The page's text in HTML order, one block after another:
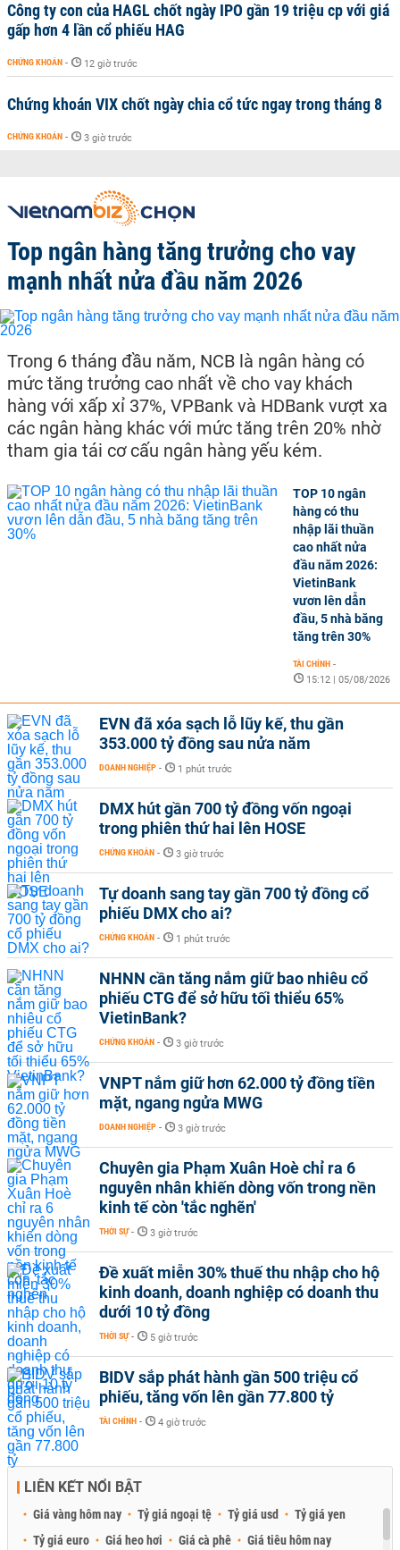
Công ty con của HAGL chốt ngày IPO gần 19 triệu cp với giá
gấp hơn 4 lần cổ phiếu HAG
CHỨNG KHOÁN - 12 giờ trước
Chứng khoán VIX chốt ngày chia cổ tức ngay trong tháng 8
CHỨNG KHOÁN - 3 giờ trước
Top ngân hàng tăng trưởng cho vay
mạnh nhất nửa đầu năm 2026
Trong 6 tháng đầu năm, NCB là ngân hàng có
mức tăng trưởng cao nhất về cho vay khách
hàng với xấp xỉ 37%, VPBank và HDBank vượt xa
các ngân hàng khác với mức tăng trên 20% nhờ
tham gia tái cơ cấu ngân hàng yếu kém.
TOP 10 ngân
hàng có thu
nhập lãi thuần
cao nhất nửa
đầu năm 2026:
VietinBank
vươn lên dẫn
đầu, 5 nhà băng
tăng trên 30%
TÀI CHÍNH -
15:12 | 05/08/2026
EVN đã xóa sạch lỗ lũy kế, thu gần
353.000 tỷ đồng sau nửa năm
DOANH NGHIỆP - 1 phút trước
DMX hút gần 700 tỷ đồng vốn ngoại
trong phiên thứ hai lên HOSE
CHỨNG KHOÁN - 3 giờ trước
Tự doanh sang tay gần 700 tỷ đồng cổ
phiếu DMX cho ai?
CHỨNG KHOÁN - 1 phút trước
NHNN cần tăng nắm giữ bao nhiêu cổ
phiếu CTG để sở hữu tối thiểu 65%
VietinBank?
CHỨNG KHOÁN - 3 giờ trước
VNPT nắm giữ hơn 62.000 tỷ đồng tiền
mặt, ngang ngửa MWG
DOANH NGHIỆP - 3 giờ trước
Chuyên gia Phạm Xuân Hoè chỉ ra 6
nguyên nhân khiến dòng vốn trong nền
kinh tế còn 'tắc nghẽn'
THỜI SỰ - 3 giờ trước
Đề xuất miễn 30% thuế thu nhập cho hộ
kinh doanh, doanh nghiệp có doanh thu
dưới 10 tỷ đồng
THỜI SỰ - 5 giờ trước
BIDV sắp phát hành gần 500 triệu cổ
phiếu, tăng vốn lên gần 77.800 tỷ
TÀI CHÍNH - 4 giờ trước
LIÊN KẾT NỔI BẬT
Giá vàng hôm nay Tỷ giá ngoại tệ Tỷ giá usd
Tỷ giá yen
Tỷ giá euro
Giá heo hơi Giá cà phê Giá tiêu hôm nay